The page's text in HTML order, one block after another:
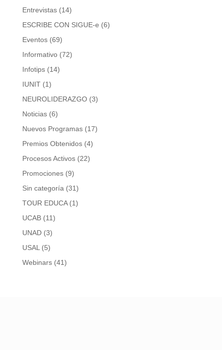
Entrevistas(14)
ESCRIBE CON SIGUE-e (6)
Eventos(69)
Informativo(72)
Infotips(14)
IUNIT(1)
NEUROLIDERAZGO(3)
Noticias(6)
Nuevos Programas(17)
Premios Obtenidos(4)
Procesos Activos(22)
Promociones(9)
Sin categoría (31)
TOUR EDUCA(1)
UCAB(11)
UNAD(3)
USAL (5)
Webinars(41)